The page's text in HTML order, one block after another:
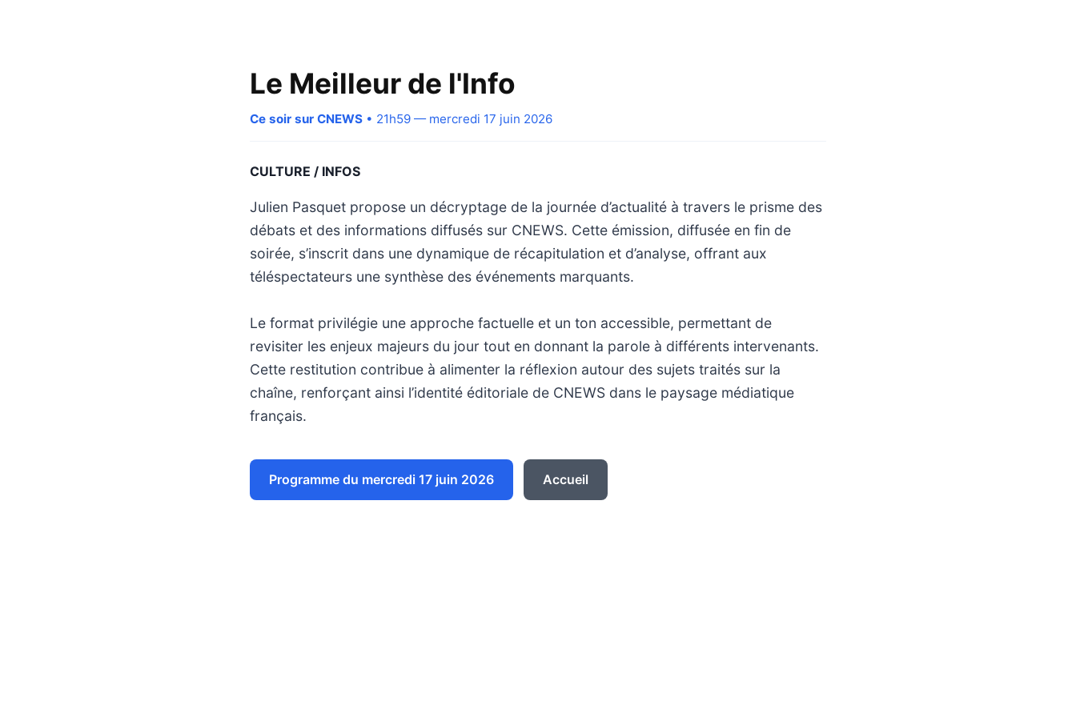
Le Meilleur de l'Info
Ce soir sur CNEWS • 21h59 — mercredi 17 juin 2026
CULTURE / INFOS
Julien Pasquet propose un décryptage de la journée d’actualité à travers le prisme des
débats et des informations diffusés sur CNEWS. Cette émission, diffusée en fin de
soirée, s’inscrit dans une dynamique de récapitulation et d’analyse, offrant aux
téléspectateurs une synthèse des événements marquants.
Le format privilégie une approche factuelle et un ton accessible, permettant de
revisiter les enjeux majeurs du jour tout en donnant la parole à différents intervenants.
Cette restitution contribue à alimenter la réflexion autour des sujets traités sur la
chaîne, renforçant ainsi l’identité éditoriale de CNEWS dans le paysage médiatique
français.
Programme du mercredi 17 juin 2026 Accueil